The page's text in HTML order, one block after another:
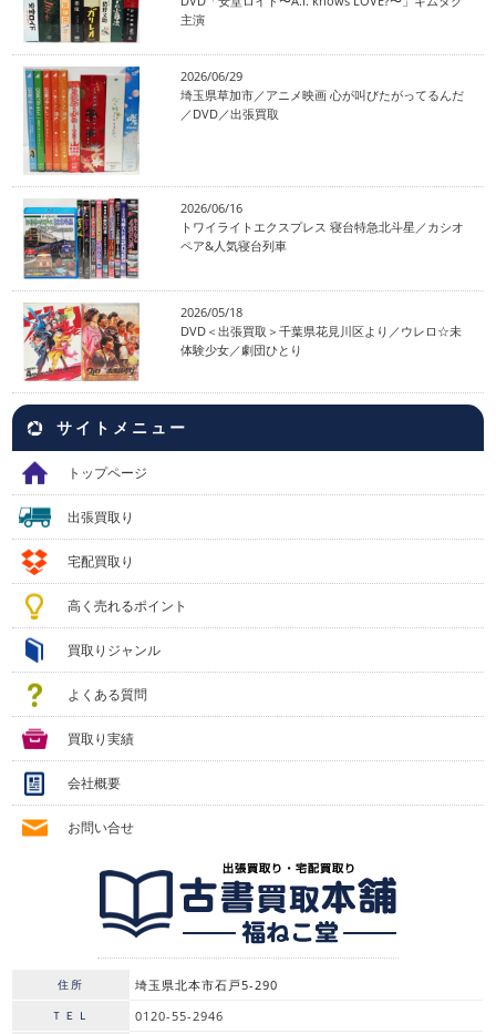
主演
2026/06/29
埼玉県草加市／アニメ映画 心が叫びたがってるんだ
／DVD／出張買取
2026/06/16
トワイライトエクスプレス 寝台特急北斗星／カシオ
ペア&人気寝台列車
2026/05/18
DVD＜出張買取＞千葉県花見川区より／ウレロ☆未
体験少女／劇団ひとり
サイトメニュー
トップページ
出張買取り
宅配買取り
高く売れるポイント
買取りジャンル
よくある質問
買取り実績
会社概要
お問い合せ
住所 埼玉県北本市石戸5-290
ＴＥＬ 0120-55-2946